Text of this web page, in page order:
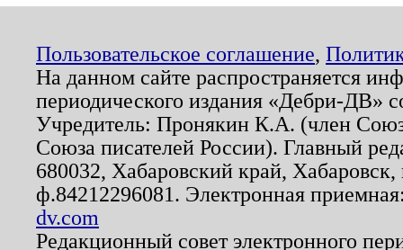
Пользовательское соглашение,
На данном сайте распространяется
периодического издания «Дебри-ДВ»
Учредитель: Пронякин К.А. (член
Союза писателей России). Главный
680032, Хабаровский край,
ф.84212296081. Электронная
dv.com
Редакционный совет электронного